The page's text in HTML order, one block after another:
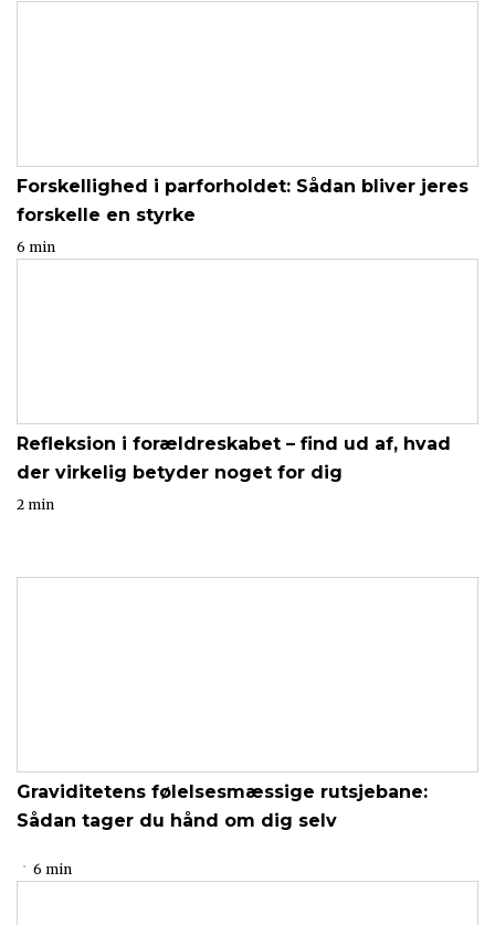
Forskellighed i parforholdet: Sådan bliver jeres
forskelle en styrke
6 min
Refleksion i forældreskabet – find ud af, hvad
der virkelig betyder noget for dig
2 min
Graviditetens følelsesmæssige rutsjebane:
Sådan tager du hånd om dig selv
6 min